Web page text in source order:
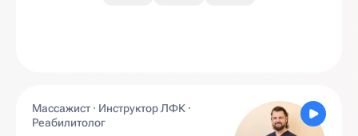
Массажист · Инструктор ЛФК ·
Реабилитолог